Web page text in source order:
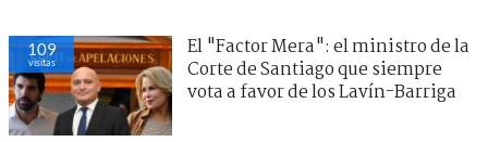
109
visitas
El "Factor Mera": el ministro de la
Corte de Santiago que siempre
vota a favor de los Lavín-Barriga